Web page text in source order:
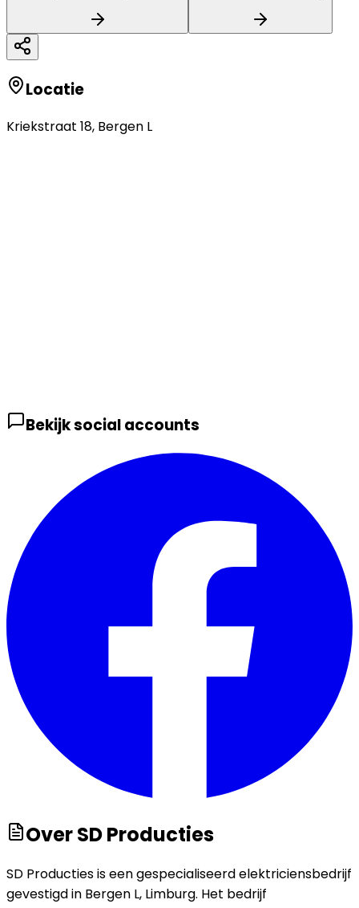
Locatie
Kriekstraat 18, Bergen L
Bekijk social accounts
OverSD Producties
SD Producties is een gespecialiseerd elektriciensbedrijf
gevestigd in Bergen L, Limburg. Het bedrijf